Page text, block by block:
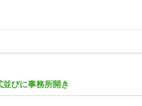
びに事務所開き